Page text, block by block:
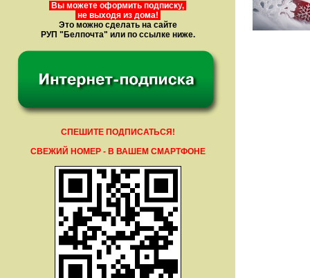
Вы можете оформить подписку,
не выходя из дома!
Это можно сделать на сайте
РУП "Белпочта" или по ссылке ниже.
СПЕШИТЕ ПОДПИСАТЬСЯ!
СВЕЖИЙ НОМЕР - В ВАШЕМ СМАРТФОНЕ